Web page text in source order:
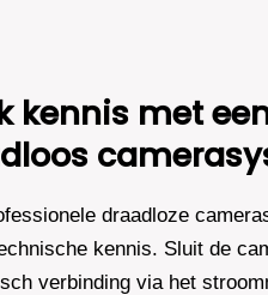
kennis met
draadloze
kennis. Sluit de
verbinding via het